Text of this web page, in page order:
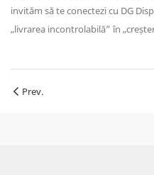
invităm să te conectezi cu DG
„livrarea incontrolabilă” în
Prev.